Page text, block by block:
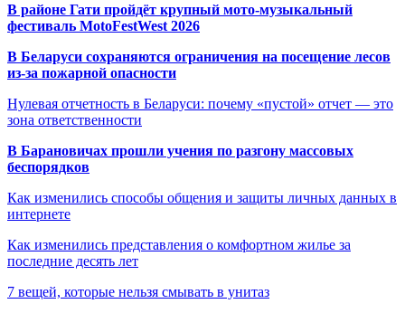
В районе Гати пройдёт крупный мото-музыкальный
фестиваль MotoFestWest 2026
В Беларуси сохраняются ограничения на посещение лесов
из-за пожарной опасности
Нулевая отчетность в Беларуси: почему «пустой» отчет — это
зона ответственности
В Барановичах прошли учения по разгону массовых
беспорядков
Как изменились способы общения и защиты личных данных в
интернете
Как изменились представления о комфортном жилье за
последние десять лет
7 вещей, которые нельзя смывать в унитаз